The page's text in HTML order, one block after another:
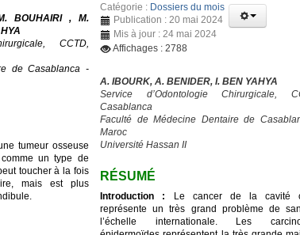
BOUHAIRI , M.
CCTD,
de Casablanca -
tumeur osseuse
un type de
toucher à la fois
mais est plus
Catégorie : Dossiers du mois
Publication : 20 mai 2024
Mis à jour : 24 mai 2024
Affichages : 2788
A. IBOURK, A. BENIDER, I. BEN YAHYA
Service d’Odontologie Chirurgicale,
Casablanca
Faculté de Médecine Dentaire de
Maroc
Université Hassan II
RÉSUMÉ
Introduction :
Le cancer de la cavité
représente un très grand problème de
l’échelle internationale. Les